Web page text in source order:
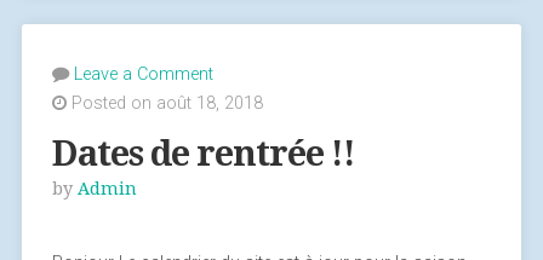
Leave a Comment
Posted on août 18, 2018
Dates de rentrée !!
by Admin